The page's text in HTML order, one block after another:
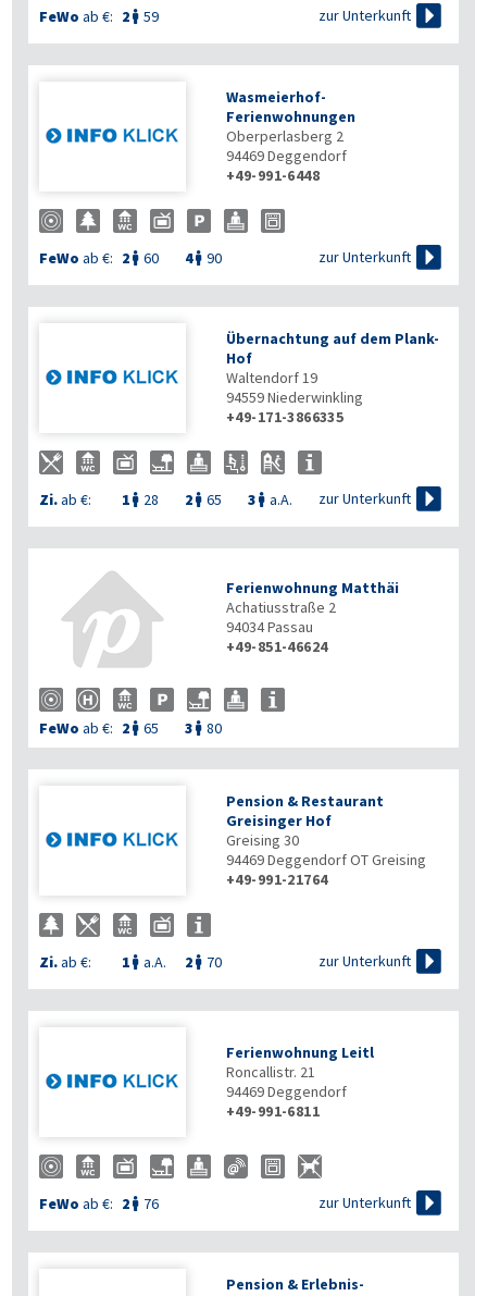
FeWo ab €: 2  59 zur Unterkunft 
Wasmeierhof-
Ferienwohnungen
Oberperlasberg 2
94469Deggendorf
+49-991-6448
FeWo ab €: 2  60 4 90 zur Unterkunft 
Übernachtung auf dem Plank-
Hof
Waltendorf 19
94559Niederwinkling
+49-171-3866335
Zi.ab €: 1  28 2  65 3  a.A. zur Unterkunft 
Ferienwohnung Matthäi
Achatiusstraße 2
94034Passau
+49-851-46624
FeWo ab €: 2  65 3  80
Pension & Restaurant
Greisinger Hof
Greising 30
94469Deggendorf OT Greising
+49-991-21764
Zi.ab €: 1  a.A. 2  70 zur Unterkunft 
Ferienwohnung Leitl
Roncallistr. 21
94469Deggendorf
+49-991-6811
FeWo ab €: 2  76 zur Unterkunft 
Pension & Erlebnis-